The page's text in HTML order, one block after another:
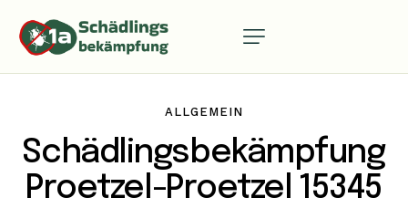
ALLGEMEIN
Schädlingsbekämpfung
Proetzel-Proetzel 15345